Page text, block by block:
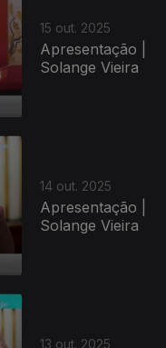
15 out. 2025
Apresentação |
Solange Vieira
14 out. 2025
Apresentação |
Solange Vieira
13 out. 2025